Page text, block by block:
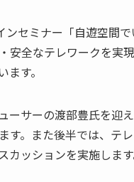
セミナー「自遊空間
安全なテレワークを実
す。
サーの渡部豊氏を迎
す。また後半では、テ
ッションを実施します